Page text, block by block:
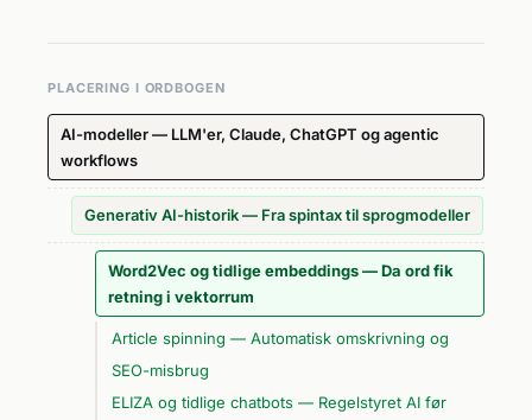
PLACERING I ORDBOGEN
AI-modeller — LLM'er, Claude, ChatGPT og agentic
workflows
Generativ AI-historik — Fra spintax til sprogmodeller
Word2Vec og tidlige embeddings — Da ord fik
retning i vektorrum
Article spinning — Automatisk omskrivning og
SEO-misbrug
ELIZA og tidlige chatbots — Regelstyret AI før